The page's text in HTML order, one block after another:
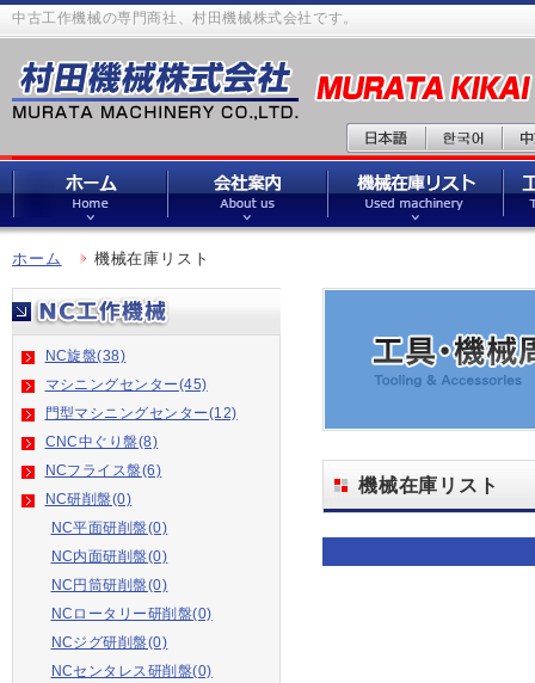
中古工作機械の専門商社、村田機械株式会社です。
ホーム 機械在庫リスト
NC旋盤(38)
マシニングセンター(45)
門型マシニングセンター(12)
CNC中ぐり盤(8)
NCフライス盤(6)
NC研削盤(0)
NC平面研削盤(0)
NC内面研削盤(0)
NC円筒研削盤(0)
NCロータリー研削盤(0)
NCジグ研削盤(0)
NCセンタレス研削盤(0)
機械在庫リスト